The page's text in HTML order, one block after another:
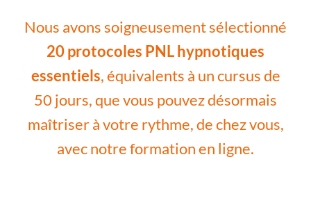
Nous avons soigneusement sélectionné
20 protocoles PNL hypnotiques
essentiels, équivalents à un cursus de
50 jours, que vous pouvez désormais
maîtriser à votre rythme, de chez vous,
avec notre formation en ligne.